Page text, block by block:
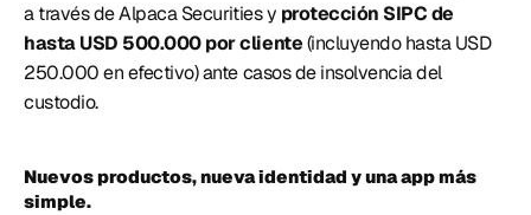
a través de Alpaca Securities y protección SIPC de
hasta USD 500.000 por cliente (incluyendo hasta USD
250.000 en efectivo) ante casos de insolvencia del
custodio.
Nuevos productos, nueva identidad y una app más
simple.